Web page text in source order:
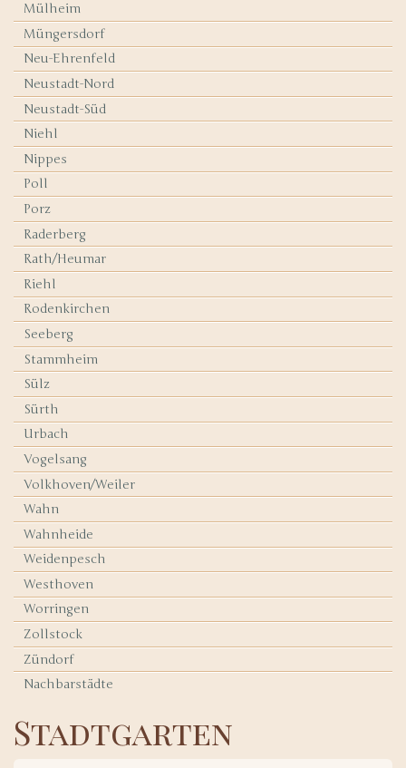
Mülheim
Müngersdorf
Neu-Ehrenfeld
Neustadt-Nord
Neustadt-Süd
Niehl
Nippes
Poll
Porz
Raderberg
Rath/Heumar
Riehl
Rodenkirchen
Seeberg
Stammheim
Sülz
Sürth
Urbach
Vogelsang
Volkhoven/Weiler
Wahn
Wahnheide
Weidenpesch
Westhoven
Worringen
Zollstock
Zündorf
Nachbarstädte
Stadtgarten